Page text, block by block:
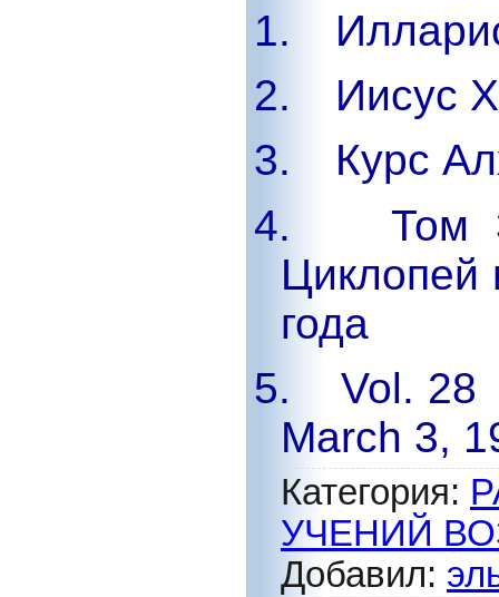
1.
2.
Иисус
3.
Курс
4.
Циклопей
года
5.
Vol. 28
March 3,
Категория:
УЧЕНИЙ
Добавил: